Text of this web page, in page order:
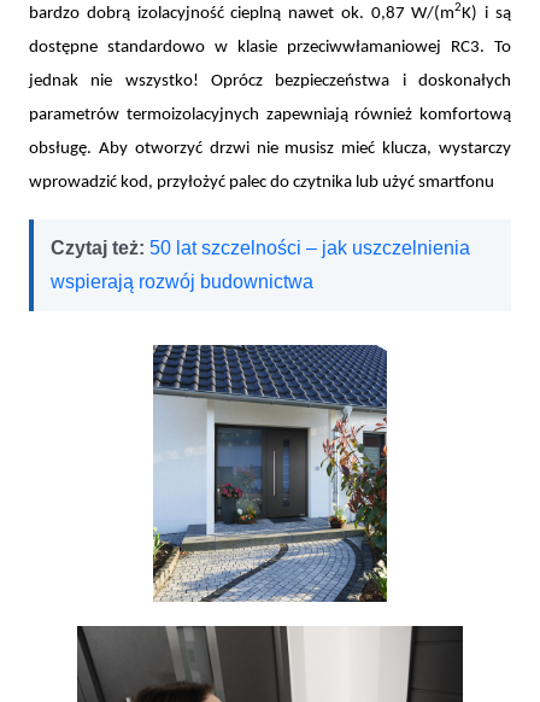
bardzo dobrą izolacyjność cieplną nawet ok. 0,87 W/(m2K) i są
dostępne standardowo w klasie przeciwwłamaniowej RC3. To
jednak nie wszystko! Oprócz bezpieczeństwa i doskonałych
parametrów termoizolacyjnych zapewniają również komfortową
obsługę. Aby otworzyć drzwi nie musisz mieć klucza, wystarczy
wprowadzić kod, przyłożyć palec do czytnika lub użyć smartfonu
Czytaj też: 50 lat szczelności – jak uszczelnienia
wspierają rozwój budownictwa